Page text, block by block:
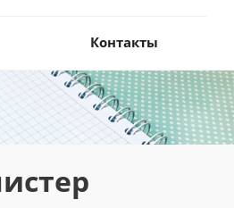
Контакты